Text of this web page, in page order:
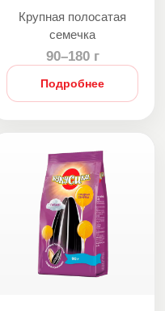
Крупная полосатая
семечка
90–180 г
Подробнее